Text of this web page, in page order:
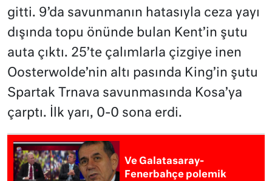
gitti. 9’da savunmanın hatasıyla ceza yayı
dışında topu önünde bulan Kent’in şutu
auta çıktı. 25’te çalımlarla çizgiye inen
Oosterwolde’nin altı pasında King’in şutu
Spartak Trnava savunmasında Kosa’ya
çarptı. İlk yarı, 0-0 sona erdi.
Ve Galatasaray-
Fenerbahçe polemik